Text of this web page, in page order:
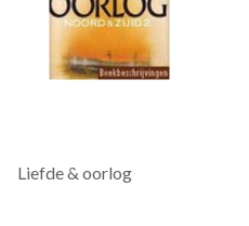
Liefde & oorlog